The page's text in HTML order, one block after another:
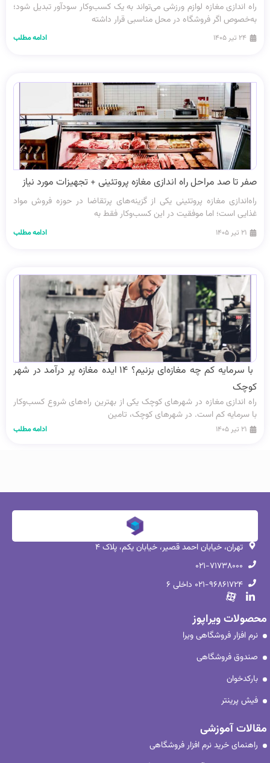
راه اندازی مغازه لوازم ورزشی می‌تواند به یک کسب‌وکار سودآور تبدیل شود؛
به‌خصوص اگر فروشگاه در محل مناسبی قرار داشته
۲۴ تیر ۱۴۰۵ ادامه مطلب
صفر تا صد مراحل راه‌ اندازی مغازه پروتئینی + تجهیزات مورد نیاز
راه‌اندازی مغازه پروتئینی یکی از گزینه‌های پرتقاضا در حوزه فروش مواد
غذایی است؛ اما موفقیت در این کسب‌وکار فقط به
۲۱ تیر ۱۴۰۵ ادامه مطلب
با سرمایه کم چه مغازه‌ای بزنیم؟ ۱۴ ایده‌ مغازه پر درآمد در شهر
کوچک
راه‌ اندازی مغازه در شهرهای کوچک یکی از بهترین راه‌های شروع کسب‌وکار
با سرمایه کم است. در شهرهای کوچک، تامین
۲۱ تیر ۱۴۰۵ ادامه مطلب
تهران، خیابان احمد قصیر، خیابان یکم، پلاک ۴
۰۲۱-۷۱۷۳۸۰۰۰
۰۲۱-۹۶۸۶۱۷۲۴ داخلی ۶
محصولات ویراپوز
نرم افزار فروشگاهی ویرا
صندوق فروشگاهی
بارکدخوان
فیش پرینتر
مقالات آموزشی
راهنمای خرید نرم افزار فروشگاهی